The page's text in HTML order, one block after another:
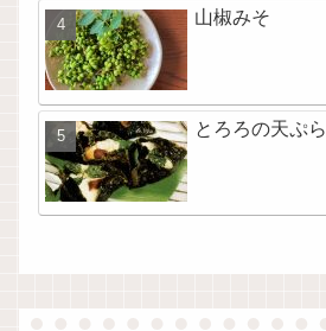
山椒みそ
とろろの天ぷら